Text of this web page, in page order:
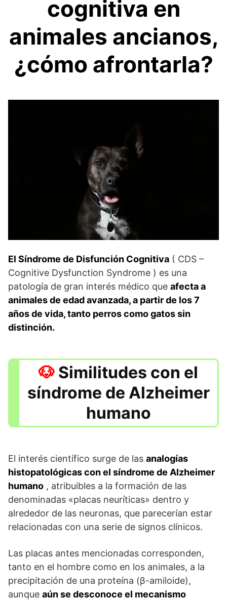
cognitiva en
animales ancianos,
¿cómo afrontarla?
El Síndrome de Disfunción Cognitiva ( CDS –
Cognitive Dysfunction Syndrome ) es una
patología de gran interés médico que afecta a
animales de edad avanzada, a partir de los 7
años de vida, tanto perros como gatos sin
distinción.
Similitudes con el
síndrome de Alzheimer
humano
El interés científico surge de las analogías
histopatológicas con el síndrome de Alzheimer
humano , atribuibles a la formación de las
denominadas «placas neuríticas» dentro y
alrededor de las neuronas, que parecerían estar
relacionadas con una serie de signos clínicos.
Las placas antes mencionadas corresponden,
tanto en el hombre como en los animales, a la
precipitación de una proteína (β-amiloide),
aunque aún se desconoce el mecanismo